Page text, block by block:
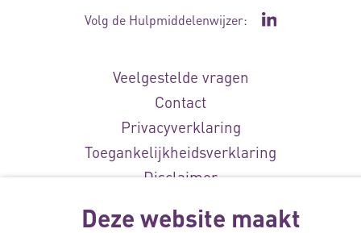
Volg de Hulpmiddelenwijzer: Ga naar de
Veelgestelde vragen
Contact
Privacyverklaring
Toegankelijkheidsverklaring
Disclaimer
Deze website maakt